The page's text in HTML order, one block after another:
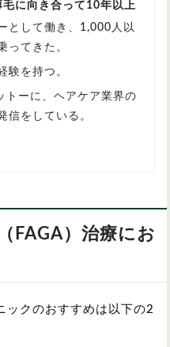
に向き合って10年以上
として働き、1,000人以
ってきた。
験を持つ。
トーに、ヘアケア業界の
信をしている。
FAGA）治療にお
ックのおすすめは以下の2